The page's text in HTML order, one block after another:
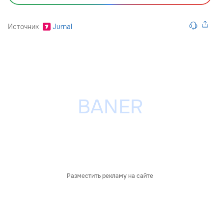
Источник Jurnal
Разместить рекламу на сайте